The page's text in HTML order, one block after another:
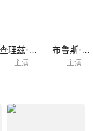
查理兹·塞隆
主演
布鲁斯·麦克吉尔
主演